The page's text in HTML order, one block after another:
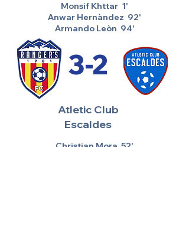
Monsif Khttar 1'
Anwar Hernàndez 92'
Armando Leòn 94'
3-2
Atletic Club
Escaldes
Christian Mora 52'